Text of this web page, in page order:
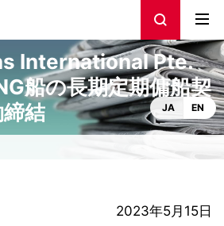
International Pte.
船の長期定期傭船契
結
JA EN
2023年5月15日